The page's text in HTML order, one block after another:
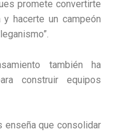
promete convertirte
hacerte un campeón
también ha
construir equipos
enseña que consolidar